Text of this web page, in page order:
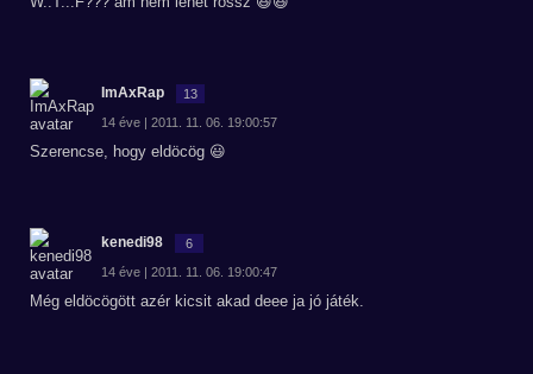
ImAxRap 13
14 éve | 2011. 11. 06. 19:00:57
Szerencse, hogy eldöcög 😃
kenedi98 6
14 éve | 2011. 11. 06. 19:00:47
Még eldöcögött azér kicsit akad deee ja jó játék.